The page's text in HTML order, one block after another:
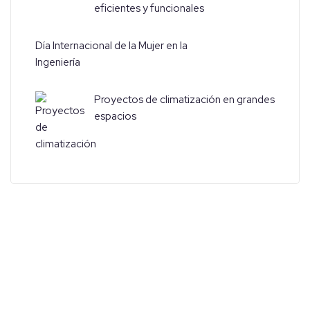
eficientes y funcionales
Día Internacional de la Mujer en la
Ingeniería
Proyectos de climatización en grandes
espacios